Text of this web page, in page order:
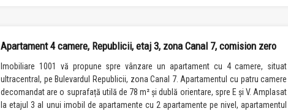
Apartament 4 camere, Republicii, etaj 3, zona Canal 7, comision zero
Imobiliare 1001 vă propune spre vânzare un apartament cu 4 camere, situat
ultracentral, pe Bulevardul Republicii, zona Canal 7. Apartamentul cu patru camere
decomandat are o suprafață utilă de 78 m² și dublă orientare, spre E și V. Amplasat
la etajul 3 al unui imobil de apartamente cu 2 apartamente pe nivel, apartamentul